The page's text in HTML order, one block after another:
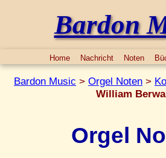
Bardon
Home Nachricht Noten
Bardon Music > Orgel Noten >
William
Orgel